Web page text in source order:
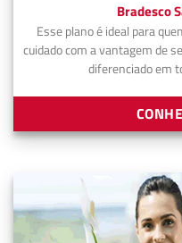
Bradesco
Esse plano é ideal para
cuidado com a vantagem de
diferenciado em